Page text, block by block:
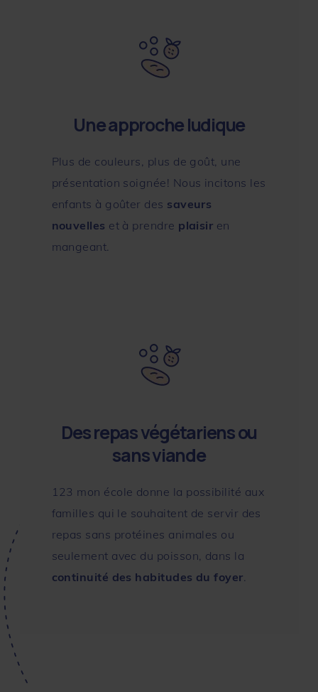
Une approche ludique
Plus de couleurs, plus de goût, une
présentation soignée! Nous incitons les
enfants à goûter des saveurs
nouvelles et à prendre plaisir en
mangeant.
Des repas végétariens ou
sans viande
123 mon école donne la possibilité aux
familles qui le souhaitent de servir des
repas sans protéines animales ou
seulement avec du poisson, dans la
continuité des habitudes du foyer